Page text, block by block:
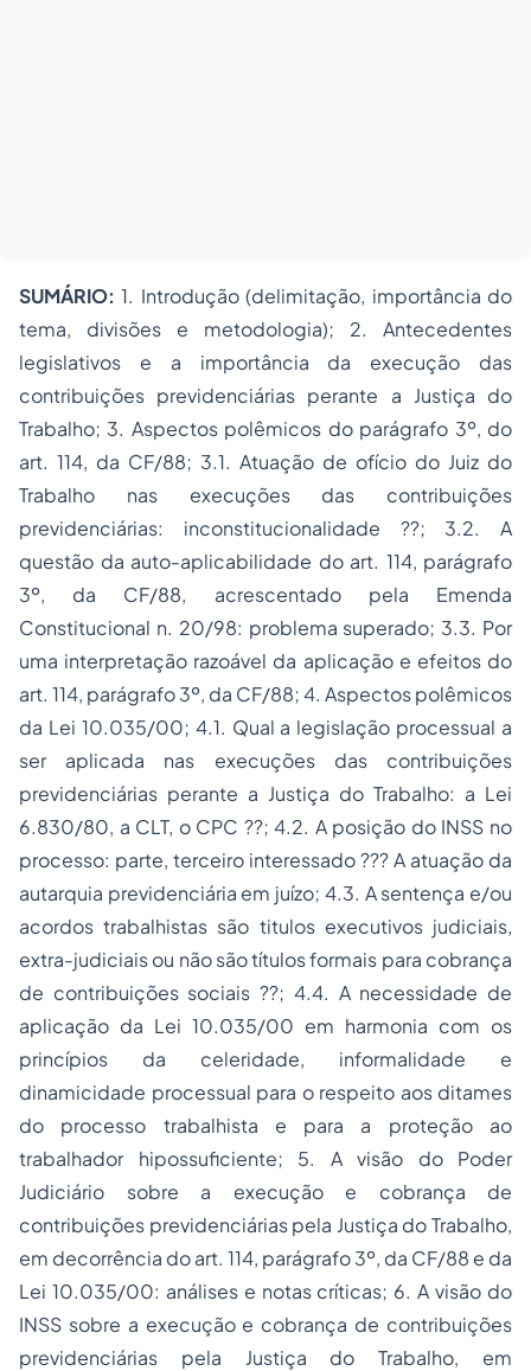
SUMÁRIO:1. Introdução (delimitação, importância do
tema, divisões e metodologia); 2. Antecedentes
legislativos e a importância da execução das
contribuições previdenciárias perante a Justiça do
Trabalho; 3. Aspectos polêmicos do parágrafo 3º, do
art. 114, da CF/88; 3.1. Atuação de ofício do Juiz do
Trabalho nas execuções das contribuições
previdenciárias: inconstitucionalidade ??; 3.2. A
questão da auto-aplicabilidade do art. 114, parágrafo
3º, da CF/88, acrescentado pela Emenda
Constitucional n. 20/98: problema superado; 3.3. Por
uma interpretação razoável da aplicação e efeitos do
art. 114, parágrafo 3º, da CF/88; 4. Aspectos polêmicos
da Lei 10.035/00; 4.1. Qual a legislação processual a
ser aplicada nas execuções das contribuições
previdenciárias perante a Justiça do Trabalho: a Lei
6.830/80, a CLT, o CPC ??; 4.2. A posição do INSS no
processo: parte, terceiro interessado ??? A atuação da
autarquia previdenciária em juízo; 4.3. A sentença e/ou
acordos trabalhistas são titulos executivos judiciais,
extra-judiciais ou não são títulos formais para cobrança
de contribuições sociais ??; 4.4. A necessidade de
aplicação da Lei 10.035/00 em harmonia com os
princípios da celeridade, informalidade e
dinamicidade processual para o respeito aos ditames
do processo trabalhista e para a proteção ao
trabalhador hipossuficiente; 5. A visão do Poder
Judiciário sobre a execução e cobrança de
contribuições previdenciárias pela Justiça do Trabalho,
em decorrência do art. 114, parágrafo 3º, da CF/88 e da
Lei 10.035/00: análises e notas críticas; 6. A visão do
INSS sobre a execução e cobrança de contribuições
previdenciárias pela Justiça do Trabalho, em